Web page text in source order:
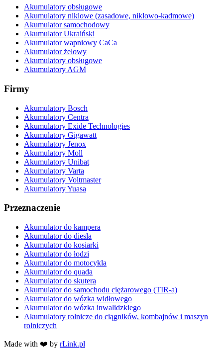
Akumulatory obsługowe
Akumulatory niklowe (zasadowe, niklowo-kadmowe)
Akumulator samochodowy
Akumulator Ukraiński
Akumulator wapniowy CaCa
Akumulator żelowy
Akumulatory obsługowe
Akumulatory AGM
Firmy
Akumulatory Bosch
Akumulatory Centra
Akumulatory Exide Technologies
Akumulatory Gigawatt
Akumulatory Jenox
Akumulatory Moll
Akumulatory Unibat
Akumulatory Varta
Akumulatory Voltmaster
Akumulatory Yuasa
Przeznaczenie
Akumulator do kampera
Akumulator do diesla
Akumulator do kosiarki
Akumulator do łodzi
Akumulator do motocykla
Akumulator do quada
Akumulator do skutera
Akumulator do samochodu ciężarowego (TIR-a)
Akumulator do wózka widłowego
Akumulator do wózka inwalidzkiego
Akumulatory rolnicze do ciągników, kombajnów i maszyn
rolniczych
Made with ❤️ by rLink.pl